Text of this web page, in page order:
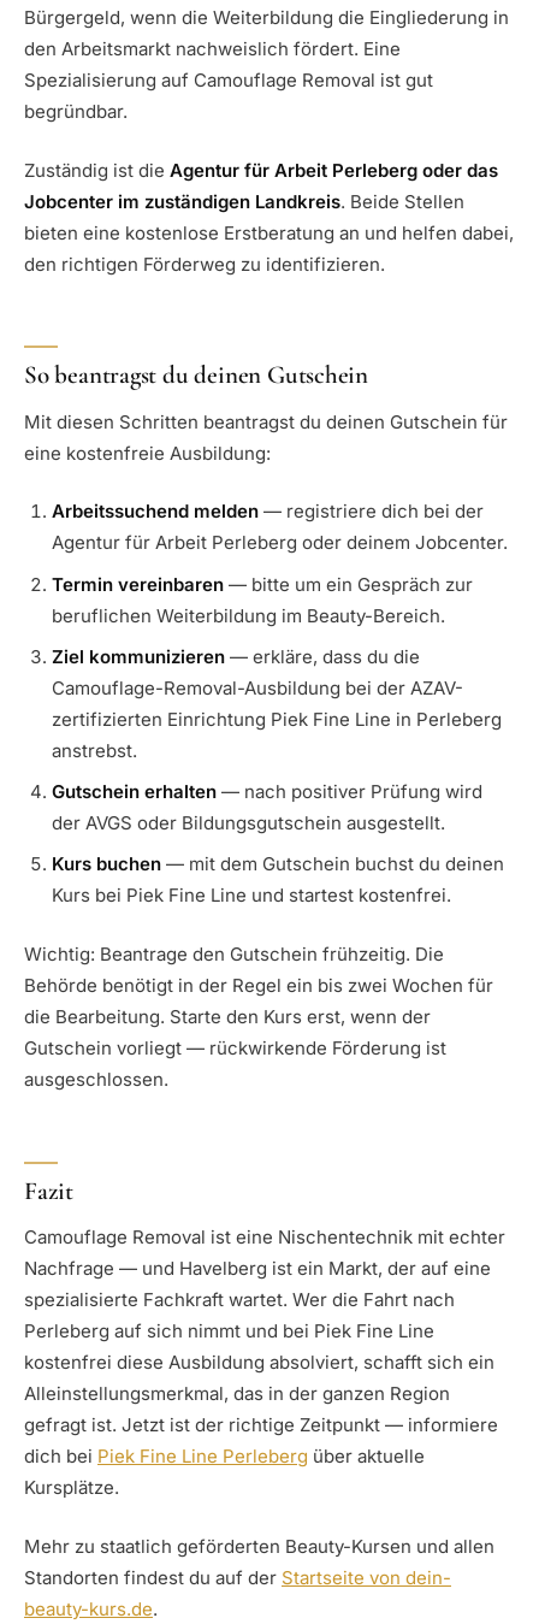
Bürgergeld, wenn die Weiterbildung die Eingliederung in
den Arbeitsmarkt nachweislich fördert. Eine
Spezialisierung auf Camouflage Removal ist gut
begründbar.
Zuständig ist die Agentur für Arbeit Perleberg oder das
Jobcenter im zuständigen Landkreis. Beide Stellen
bieten eine kostenlose Erstberatung an und helfen dabei,
den richtigen Förderweg zu identifizieren.
So beantragst du deinen Gutschein
Mit diesen Schritten beantragst du deinen Gutschein für
eine kostenfreie Ausbildung:
Arbeitssuchend melden— registriere dich bei der
Agentur für Arbeit Perleberg oder deinem Jobcenter.
Termin vereinbaren— bitte um ein Gespräch zur
beruflichen Weiterbildung im Beauty-Bereich.
Ziel kommunizieren— erkläre, dass du die
Camouflage-Removal-Ausbildung bei der AZAV-
zertifizierten Einrichtung Piek Fine Line in Perleberg
anstrebst.
Gutschein erhalten— nach positiver Prüfung wird
der AVGS oder Bildungsgutschein ausgestellt.
Kurs buchen— mit dem Gutschein buchst du deinen
Kurs bei Piek Fine Line und startest kostenfrei.
Wichtig: Beantrage den Gutschein frühzeitig. Die
Behörde benötigt in der Regel ein bis zwei Wochen für
die Bearbeitung. Starte den Kurs erst, wenn der
Gutschein vorliegt — rückwirkende Förderung ist
ausgeschlossen.
Fazit
Camouflage Removal ist eine Nischentechnik mit echter
Nachfrage — und Havelberg ist ein Markt, der auf eine
spezialisierte Fachkraft wartet. Wer die Fahrt nach
Perleberg auf sich nimmt und bei Piek Fine Line
kostenfrei diese Ausbildung absolviert, schafft sich ein
Alleinstellungsmerkmal, das in der ganzen Region
gefragt ist. Jetzt ist der richtige Zeitpunkt — informiere
dich bei Piek Fine Line Perleberg über aktuelle
Kursplätze.
Mehr zu staatlich geförderten Beauty-Kursen und allen
Standorten findest du auf der Startseite von dein-
beauty-kurs.de.